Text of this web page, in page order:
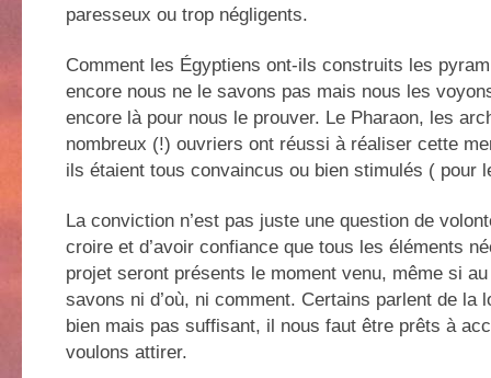
paresseux ou trop négligents.
Comment les Égyptiens ont-ils construits les
encore nous ne le savons pas mais nous les
encore là pour nous le prouver. Le Pharaon, les
nombreux (!) ouvriers ont réussi à réaliser cette
ils étaient tous convaincus ou bien stimulés ( pour
La conviction n’est pas juste une question de
croire et d’avoir confiance que tous les éléments
projet seront présents le moment venu, même si
savons ni d’où, ni comment. Certains parlent de la
bien mais pas suffisant, il nous faut être prêts à
voulons attirer.